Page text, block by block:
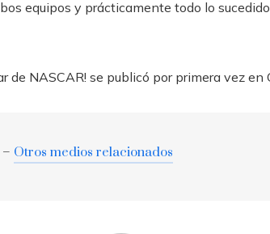
equipos y prácticamente todo lo
de NASCAR! se publicó por primera vez en
Otros medios relacionados